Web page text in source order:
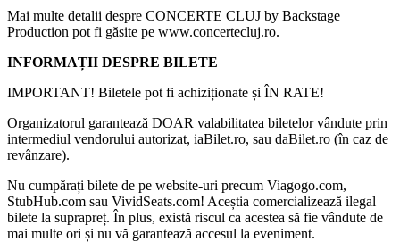
Mai multe detalii despre CONCERTE CLUJ by Backstage
Production pot fi găsite pe www.concertecluj.ro.
INFORMAȚII DESPRE BILETE
IMPORTANT! Biletele pot fi achiziționate și ÎN RATE!
Organizatorul garantează DOAR valabilitatea biletelor vândute prin
intermediul vendorului autorizat, iaBilet.ro, sau daBilet.ro (în caz de
revânzare).
Nu cumpărați bilete de pe website-uri precum Viagogo.com,
StubHub.com sau VividSeats.com! Aceștia comercializează ilegal
bilete la suprapreț. În plus, există riscul ca acestea să fie vândute de
mai multe ori și nu vă garantează accesul la eveniment.